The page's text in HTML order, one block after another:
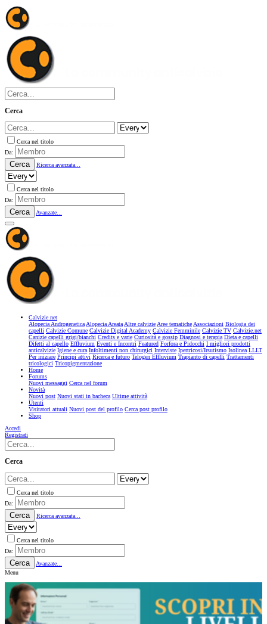
Cerca
Cerca nel titolo
Da:
Cerca Ricerca avanzata...
Cerca nel titolo
Da:
Cerca Avanzate...
Calvizie.net
Alopecia AndrogeneticaAlopecia AreataAltre calvizieAree tematicheAssociazioni Biologia dei
capelli Calvizie Comune Calvizie Digital Academy Calvizie Femminile Calvizie TV Calvizie.net
Canizie capelli grigi/bianchi Credits e varie Curiosità e gossip Diagnosi e terapia Dieta e capelli
Difetti al capello Effluvium Eventi e Incontri Featured Forfora e Pidocchi I migliori prodotti
anticalvizie Igiene e cura Infoltimenti non chirurgici Interviste Ipertricosi/Irsutismo Isolinea LLLT
Per iniziare Principi attivi Ricerca e futuro Telogen Effluvium Trapianto di capelli Trattamenti
tricologici Tricopigmentazione
Home
Forums
Nuovi messaggi Cerca nel forum
Novità
Nuovi post Nuovi stati in bacheca Ultime attività
Utenti
Visitatori attuali Nuovi post del profilo Cerca post profilo
Shop
Accedi
Registrati
Cerca
Cerca nel titolo
Da:
Cerca Ricerca avanzata...
Cerca nel titolo
Da:
Cerca
Avanzate...
Menu